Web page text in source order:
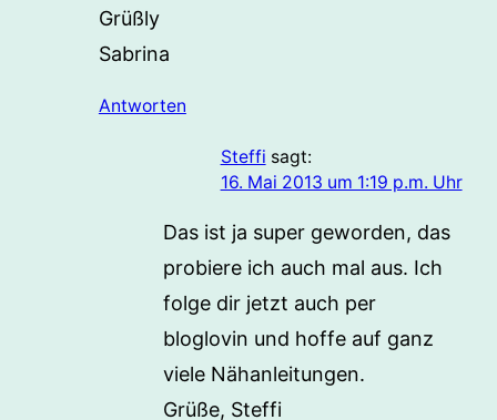
Grüßly
Sabrina
Antworten
Steffi sagt:
16. Mai 2013 um 1:19 p.m. Uhr
Das ist ja super geworden, das
probiere ich auch mal aus. Ich
folge dir jetzt auch per
bloglovin und hoffe auf ganz
viele Nähanleitungen.
Grüße, Steffi